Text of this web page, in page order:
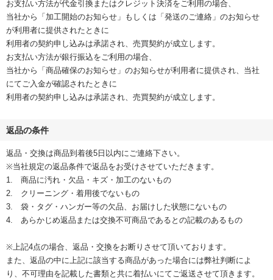
お支払い方法が代金引換またはクレジット決済をご利用の場合、
当社から「加工開始のお知らせ」もしくは「発送のご連絡」のお知らせ
が利用者に提供されたときに
利用者の契約申し込みは承諾され、売買契約が成立します。
お支払い方法が銀行振込をご利用の場合、
当社から「商品確保のお知らせ」のお知らせが利用者に提供され、当社
にてご入金が確認されたときに
利用者の契約申し込みは承諾され、売買契約が成立します。
返品の条件
返品・交換は商品到着後5日以内にご連絡下さい。
※当社規定の返品条件で返品をお受けさせていただきます。
1. 商品に汚れ・欠品・キズ・加工のないもの
2. クリーニング・着用後でないもの
3. 袋・タグ・ハンガー等の欠品、お届けした状態にないもの
4. あらかじめ返品または交換不可商品であるとの記載のあるもの
※上記4点の場合、返品・交換をお断りさせて頂いております。
また、返品の中に上記に該当する商品があった場合には弊社判断によ
り、不可理由を記載した書類と共に着払いにてご返送させて頂きます。